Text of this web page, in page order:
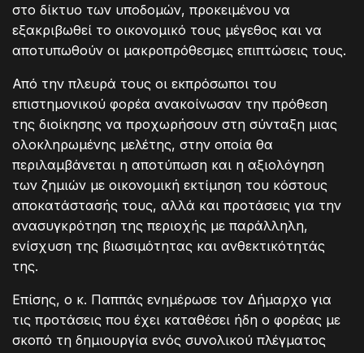
στο δίκτυο των υποδομών, προκειμένου να
εξακριβωθεί το οικονομικό τους μέγεθος και να
αποτυπωθούν οι μακροπρόθεσμες επιπτώσεις τους.
Από την πλευρά τους οι εκπρόσωποι του
επιστημονικού φορέα ανακοίνωσαν την πρόθεση
της διοίκησης να προχωρήσουν στη σύνταξη μιας
ολοκληρωμένης μελέτης, στην οποία θα
περιλαμβάνεται η αποτύπωση και η αξιολόγηση
των ζημιών με οικονομική εκτίμηση του κόστους
αποκατάστασής τους, αλλά και προτάσεις για την
ανασυγκρότηση της περιοχής με παράλληλη,
ενίσχυση της βιωσιμότητας και ανθεκτικότητάς
της.
Επίσης, ο κ. Παππάς ενημέρωσε τον Δήμαρχο για
τις προτάσεις που έχει καταθέσει ήδη ο φορέας με
σκοπό τη δημιουργία ενός συνολικού πλέγματος